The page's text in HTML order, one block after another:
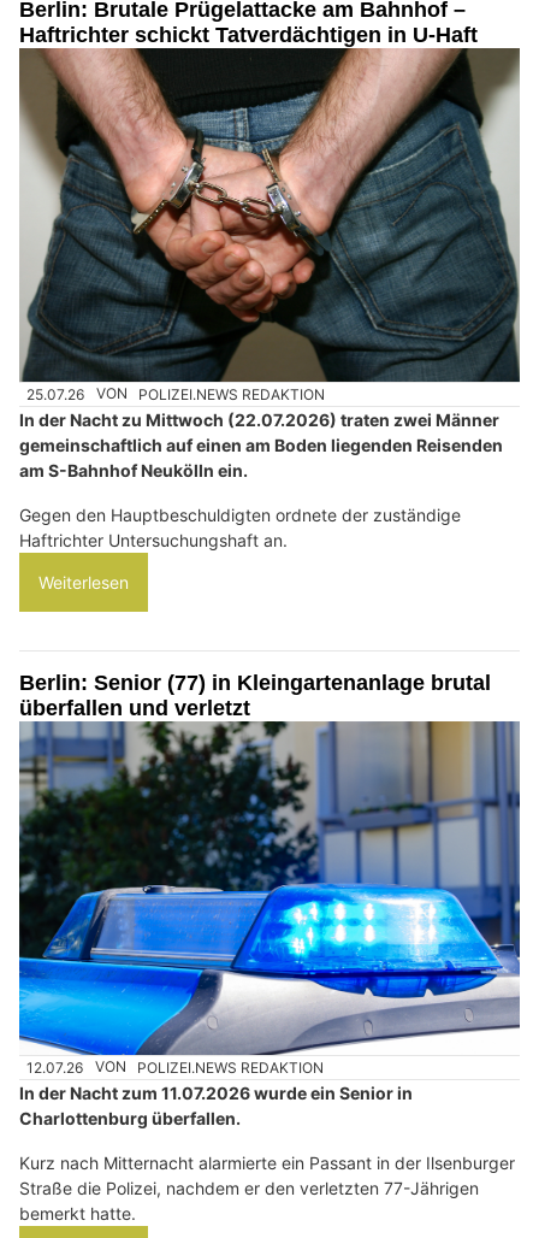
Berlin: Brutale Prügelattacke am Bahnhof –
Haftrichter schickt Tatverdächtigen in U-Haft
25.07.26 VON POLIZEI.NEWS REDAKTION
In der Nacht zu Mittwoch (22.07.2026) traten zwei Männer
gemeinschaftlich auf einen am Boden liegenden Reisenden
am S-Bahnhof Neukölln ein.
Gegen den Hauptbeschuldigten ordnete der zuständige
Haftrichter Untersuchungshaft an.
Weiterlesen
Berlin: Senior (77) in Kleingartenanlage brutal
überfallen und verletzt
12.07.26 VON POLIZEI.NEWS REDAKTION
In der Nacht zum 11.07.2026 wurde ein Senior in
Charlottenburg überfallen.
Kurz nach Mitternacht alarmierte ein Passant in der Ilsenburger
Straße die Polizei, nachdem er den verletzten 77-Jährigen
bemerkt hatte.